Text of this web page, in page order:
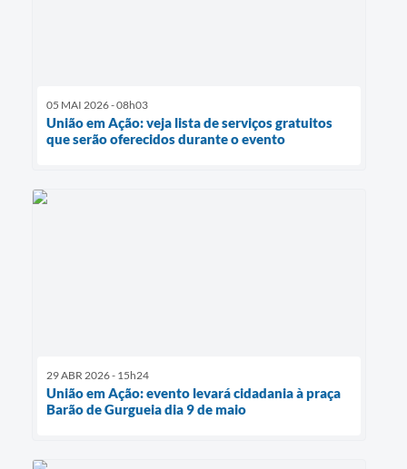
05 MAI 2026 - 08h03
União em Ação: veja lista de serviços gratuitos
que serão oferecidos durante o evento
29 ABR 2026 - 15h24
União em Ação: evento levará cidadania à praça
Barão de Gurgueia dia 9 de maio